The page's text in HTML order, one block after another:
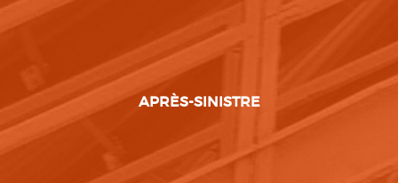
APRÈS-SINISTRE